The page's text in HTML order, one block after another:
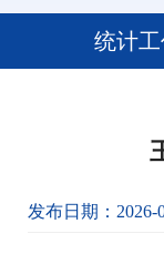
统计
发布日期：2026-